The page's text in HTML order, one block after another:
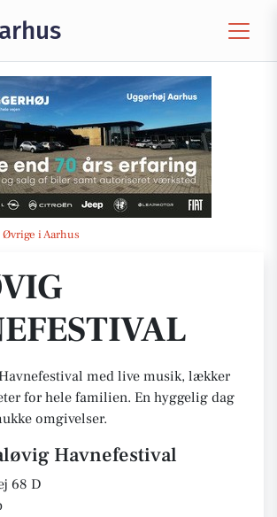
Øvrige i Aarhus
med live musik, lækker
for hele familien. En hyggelig dag
omgivelser.
Havnefestival
68 D